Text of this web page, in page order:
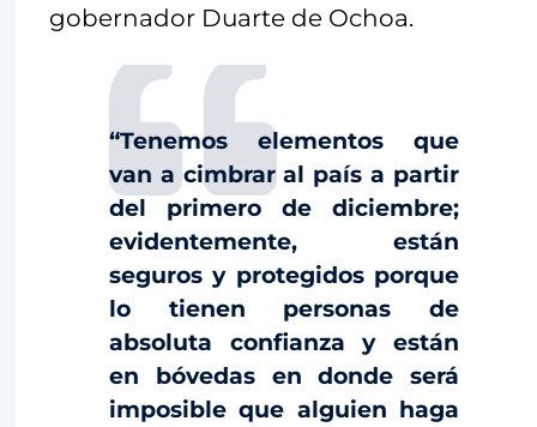
gobernador Duarte de Ochoa.
“Tenemos elementos que
van a cimbrar al país a partir
del primero de diciembre;
evidentemente, están
seguros y protegidos porque
lo tienen personas de
absoluta confianza y están
en bóvedas en donde será
imposible que alguien haga